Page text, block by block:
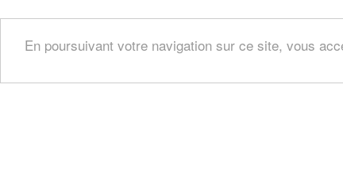
En poursuivant votre navigation sur ce site, vous